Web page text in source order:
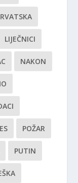
LIJEČNICI
NAKON
POŽAR
PUTIN